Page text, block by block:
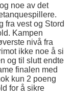
noe av det
fra vest og Stord
Kampen
nivå fra
ikke noe å si
og til slutt endte
finalen med
kun 2 poeng
for å sikre